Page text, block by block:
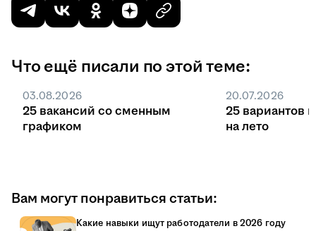
Что ещё писали по этой теме:
03.08.2026
25 вакансий со сменным
графиком
20.07.2026
25 вариантов
на лето
Вам могут понравиться статьи:
Какие навыки ищут работодатели в 2026 году